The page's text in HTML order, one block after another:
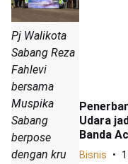
Pj Walikota
Sabang Reza
Fahlevi
bersama
Muspika
Sabang
berpose
dengan kru
Udara
Banda
Bisnis